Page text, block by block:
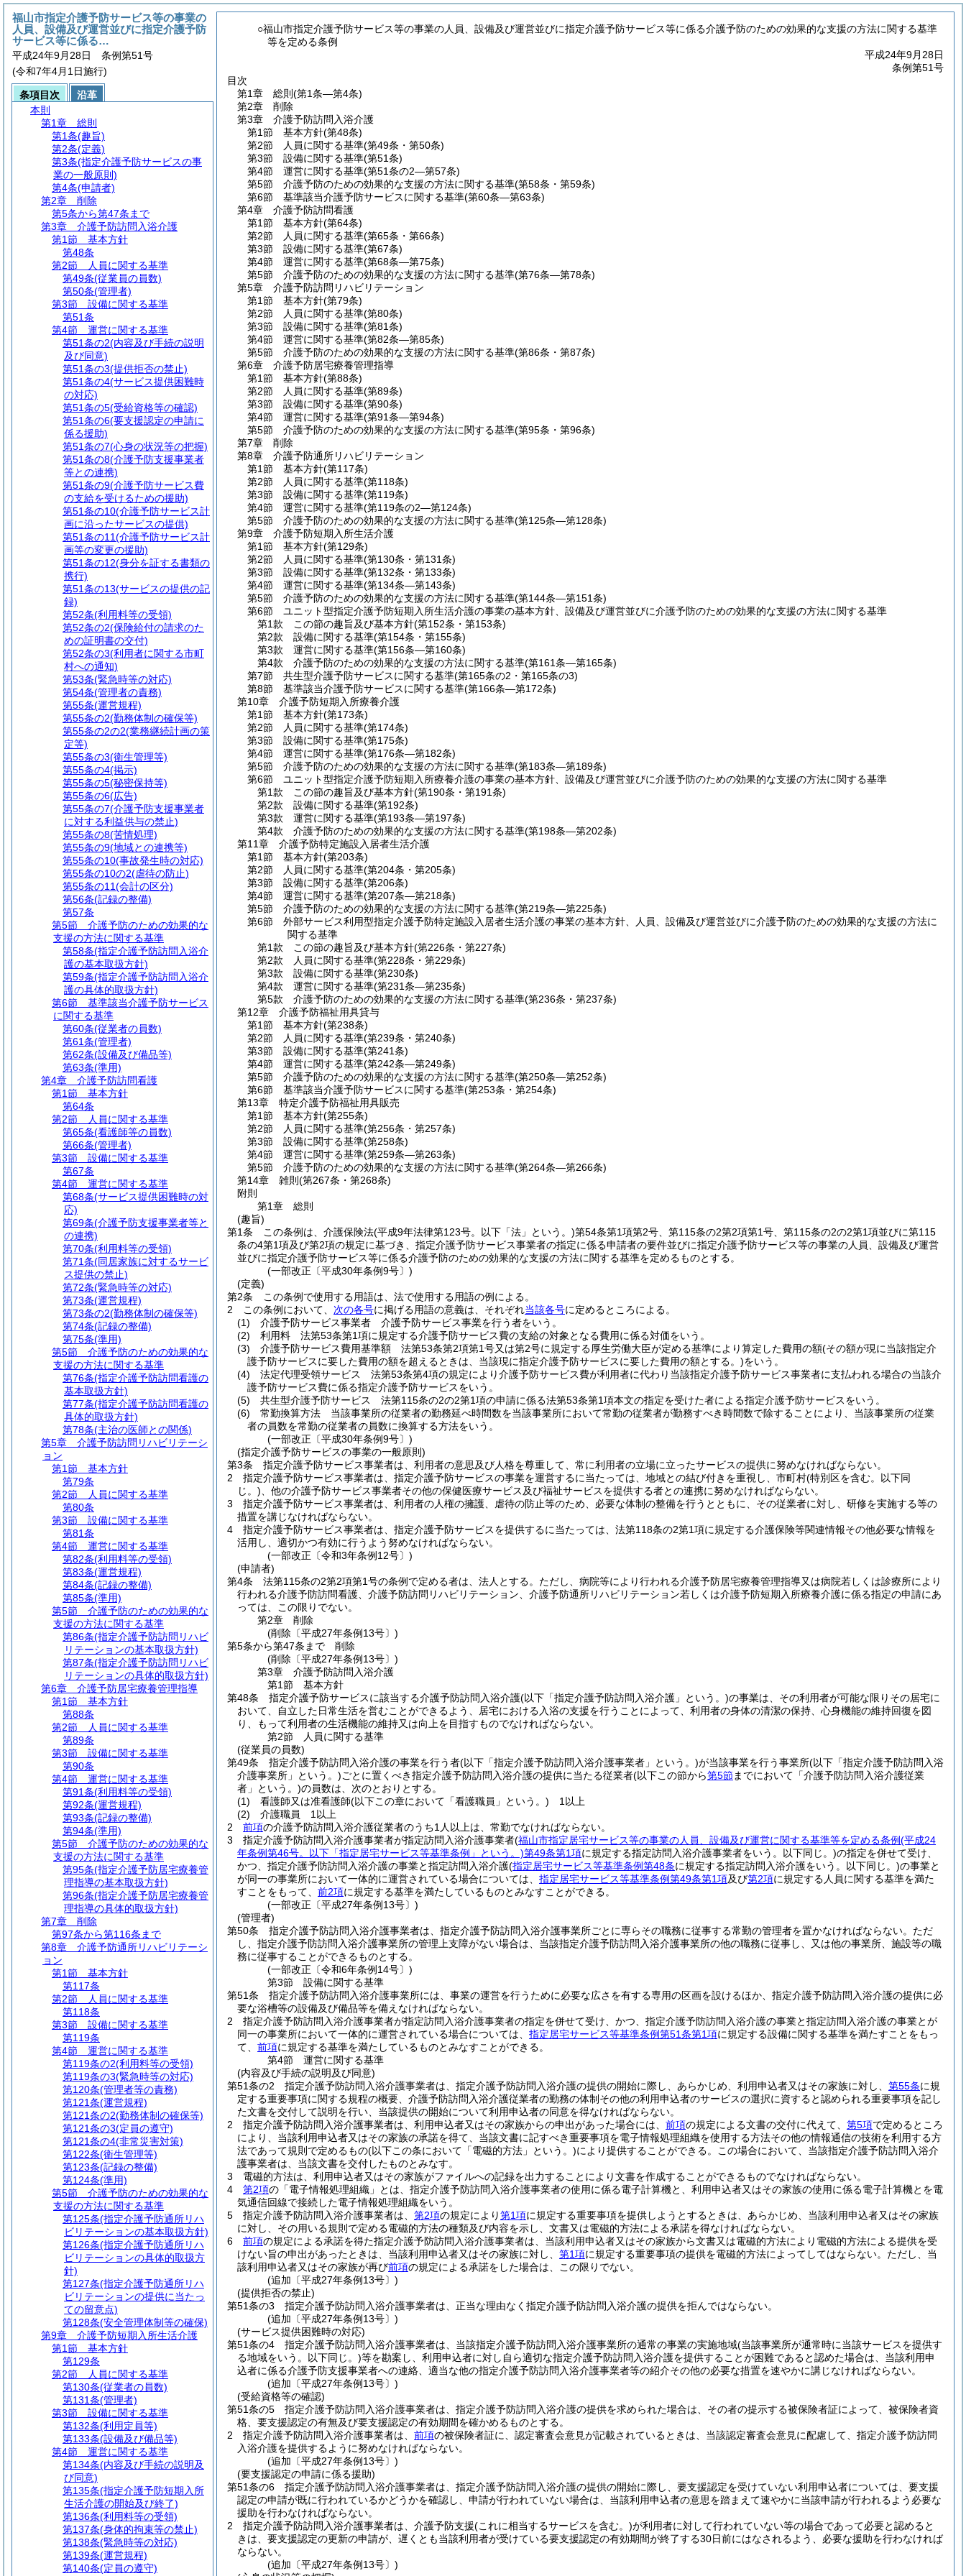
○福山市指定介護予防サービス等の事業の人員、設備及び運営並びに指定介護予防サービス等に係る介護予防のための効果的な支援の方法に関する基準
等を定める条例
平成24年9月28日
条例第51号
目次
第1章
総則 (第1条―第4条)
第2章
削除
第3章
介護予防訪問入浴介護
第1節
基本方針(第48条)
第2節
人員に関する基準(第49条・第50条)
第3節
設備に関する基準(第51条)
第4節
運営に関する基準(第51条の2―第57条)
第5節
介護予防のための効果的な支援の方法に関する基準(第58条・第59条)
第6節
基準該当介護予防サービスに関する基準(第60条―第63条)
第4章
介護予防訪問看護
第1節
基本方針(第64条)
第2節
人員に関する基準(第65条・第66条)
第3節
設備に関する基準(第67条)
第4節
運営に関する基準(第68条―第75条)
第5節
介護予防のための効果的な支援の方法に関する基準(第76条―第78条)
第5章
介護予防訪問リハビリテーション
第1節
基本方針(第79条)
第2節
人員に関する基準(第80条)
第3節
設備に関する基準(第81条)
第4節
運営に関する基準(第82条―第85条)
第5節
介護予防のための効果的な支援の方法に関する基準(第86条・第87条)
第6章
介護予防居宅療養管理指導
第1節
基本方針(第88条)
第2節
人員に関する基準(第89条)
第3節
設備に関する基準(第90条)
第4節
運営に関する基準(第91条―第94条)
第5節
介護予防のための効果的な支援の方法に関する基準(第95条・第96条)
第7章
削除
第8章
介護予防通所リハビリテーション
第1節
基本方針(第117条)
第2節
人員に関する基準(第118条)
第3節
設備に関する基準(第119条)
第4節
運営に関する基準(第119条の2―第124条)
第5節
介護予防のための効果的な支援の方法に関する基準(第125条―第128条)
第9章
介護予防短期入所生活介護
第1節
基本方針(第129条)
第2節
人員に関する基準(第130条・第131条)
第3節
設備に関する基準(第132条・第133条)
第4節
運営に関する基準(第134条―第143条)
第5節
介護予防のための効果的な支援の方法に関する基準(第144条―第151条)
第6節
ユニット型指定介護予防短期入所生活介護の事業の基本方針、設備及び運営並びに介護予防のための効果的な支援の方法に関する基準
第1款
この節の趣旨及び基本方針(第152条・第153条)
第2款
設備に関する基準(第154条・第155条)
第3款
運営に関する基準(第156条―第160条)
第4款
介護予防のための効果的な支援の方法に関する基準(第161条―第165条)
第7節
共生型介護予防サービスに関する基準(第165条の2・第165条の3)
第8節
基準該当介護予防サービスに関する基準(第166条―第172条)
第10章
介護予防短期入所療養介護
第1節
基本方針(第173条)
第2節
人員に関する基準(第174条)
第3節
設備に関する基準(第175条)
第4節
運営に関する基準(第176条―第182条)
第5節
介護予防のための効果的な支援の方法に関する基準(第183条―第189条)
第6節
ユニット型指定介護予防短期入所療養介護の事業の基本方針、設備及び運営並びに介護予防のための効果的な支援の方法に関する基準
第1款
この節の趣旨及び基本方針(第190条・第191条)
第2款
設備に関する基準(第192条)
第3款
運営に関する基準(第193条―第197条)
第4款
介護予防のための効果的な支援の方法に関する基準(第198条―第202条)
第11章
介護予防特定施設入居者生活介護
第1節
基本方針(第203条)
第2節
人員に関する基準(第204条・第205条)
第3節
設備に関する基準(第206条)
第4節
運営に関する基準(第207条―第218条)
第5節
介護予防のための効果的な支援の方法に関する基準(第219条―第225条)
第6節
外部サービス利用型指定介護予防特定施設入居者生活介護の事業の基本方針、人員、設備及び運営並びに介護予防のための効果的な支援の方法に
関する基準
第1款
この節の趣旨及び基本方針(第226条・第227条)
第2款
人員に関する基準(第228条・第229条)
第3款
設備に関する基準(第230条)
第4款
運営に関する基準(第231条―第235条)
第5款
介護予防のための効果的な支援の方法に関する基準(第236条・第237条)
第12章
介護予防福祉用具貸与
第1節
基本方針(第238条)
第2節
人員に関する基準(第239条・第240条)
第3節
設備に関する基準(第241条)
第4節
運営に関する基準(第242条―第249条)
第5節
介護予防のための効果的な支援の方法に関する基準(第250条―第252条)
第6節
基準該当介護予防サービスに関する基準(第253条・第254条)
第13章
特定介護予防福祉用具販売
第1節
基本方針(第255条)
第2節
人員に関する基準(第256条・第257条)
第3節
設備に関する基準(第258条)
第4節
運営に関する基準(第259条―第263条)
第5節
介護予防のための効果的な支援の方法に関する基準(第264条―第266条)
第14章
雑則 (第267条・第268条)
附則
第1章
総則
(趣旨)
第1条
この条例は、介護保険法(平成9年法律第123号。以下「法」という。)第54条第1項第2号、第115条の2第2項第1号、第115条の2の2第1項並びに第115
条の4第1項及び第2項の規定に基づき、指定介護予防サービス事業者の指定に係る申請者の要件並びに指定介護予防サービス等の事業の人員、設備及び運営
並びに指定介護予防サービス等に係る介護予防のための効果的な支援の方法に関する基準を定めるものとする。
(一部改正〔平成30年条例9号〕)
(定義)
第2条
この条例で使用する用語は、法で使用する用語の例による。
2
この条例において、 次の各号に掲げる用語の意義は、それぞれ当該各号に定めるところによる。
(1)
介護予防サービス事業者 介護予防サービス事業を行う者をいう。
(2)
利用料 法第53条第1項に規定する介護予防サービス費の支給の対象となる費用に係る対価をいう。
(3)
介護予防サービス費用基準額 法第53条第2項第1号又は第2号に規定する厚生労働大臣が定める基準により算定した費用の額(その額が現に当該指定介
護予防サービスに要した費用の額を超えるときは、当該現に指定介護予防サービスに要した費用の額とする。)をいう。
(4)
法定代理受領サービス 法第53条第4項の規定により介護予防サービス費が利用者に代わり当該指定介護予防サービス事業者に支払われる場合の当該介
護予防サービス費に係る指定介護予防サービスをいう。
(5)
共生型介護予防サービス 法第115条の2の2第1項の申請に係る法第53条第1項本文の指定を受けた者による指定介護予防サービスをいう。
(6)
常勤換算方法 当該事業所の従業者の勤務延べ時間数を当該事業所において常勤の従業者が勤務すべき時間数で除することにより、当該事業所の従業
者の員数を常勤の従業者の員数に換算する方法をいう。
(一部改正〔平成30年条例9号〕)
(指定介護予防サービスの事業の一般原則)
第3条
指定介護予防サービス事業者は、利用者の意思及び人格を尊重して、常に利用者の立場に立ったサービスの提供に努めなければならない。
2
指定介護予防サービス事業者は、指定介護予防サービスの事業を運営するに当たっては、地域との結び付きを重視し、市町村(特別区を含む。以下同
じ。) 、他の介護予防サービス事業者その他の保健医療サービス及び福祉サービスを提供する者との連携に努めなければならない。
3
指定介護予防サービス事業者は、利用者の人権の擁護、虐待の防止等のため、必要な体制の整備を行うとともに、その従業者に対し、研修を実施する等の
措置を講じなければならない。
4
指定介護予防サービス事業者は、指定介護予防サービスを提供するに当たっては、法第118条の2第1項に規定する介護保険等関連情報その他必要な情報を
活用し、適切かつ有効に行うよう努めなければならない。
(一部改正〔令和3年条例12号〕)
(申請者)
第4条
法第115条の2第2項第1号の条例で定める者は、法人とする。 ただし、病院等により行われる介護予防居宅療養管理指導又は病院若しくは診療所により
行われる介護予防訪問看護、介護予防訪問リハビリテーション、介護予防通所リハビリテーション若しくは介護予防短期入所療養介護に係る指定の申請にあ
っては、この限りでない。
第2章
削除
(削除〔平成27年条例13号〕)
第5条から第47条まで
削除
(削除〔平成27年条例13号〕)
第3章
介護予防訪問入浴介護
第1節
基本方針
第48条
指定介護予防サービスに該当する介護予防訪問入浴介護(以下「指定介護予防訪問入浴介護」という。)の事業は、その利用者が可能な限りその居宅に
おいて、自立した日常生活を営むことができるよう、居宅における入浴の支援を行うことによって、利用者の身体の清潔の保持、心身機能の維持回復を図
り、もって利用者の生活機能の維持又は向上を目指すものでなければならない。
第2節
人員に関する基準
(従業員の員数)
第49条
指定介護予防訪問入浴介護の事業を行う者(以下「指定介護予防訪問入浴介護事業者」という。)が当該事業を行う事業所(以下「指定介護予防訪問入浴
介護事業所」という。)ごとに置くべき指定介護予防訪問入浴介護の提供に当たる従業者(以下この節から第5節までにおいて「介護予防訪問入浴介護従業
者」という。)の員数は、次のとおりとする。
(1)
看護師又は准看護師(以下この章において「看護職員」という。) 1以上
(2)
介護職員 1以上
2
前項の介護予防訪問入浴介護従業者のうち1人以上は、常勤でなければならない。
3
指定介護予防訪問入浴介護事業者が指定訪問入浴介護事業者(福山市指定居宅サービス等の事業の人員、設備及び運営に関する基準等を定める条例(平成24
年条例第46号。以下「指定居宅サービス等基準条例」という。)第49条第1項に規定する指定訪問入浴介護事業者をいう。以下同じ。)の指定を併せて受け、
かつ、指定介護予防訪問入浴介護の事業と指定訪問入浴介護(指定居宅サービス等基準条例第48条に規定する指定訪問入浴介護をいう。以下同じ。)の事業と
が同一の事業所において一体的に運営されている場合については、 指定居宅サービス等基準条例第49条第1項及び第2項に規定する人員に関する基準を満た
すことをもって、 前2項に規定する基準を満たしているものとみなすことができる。
(一部改正〔平成27年条例13号〕)
(管理者)
第50条
指定介護予防訪問入浴介護事業者は、指定介護予防訪問入浴介護事業所ごとに専らその職務に従事する常勤の管理者を置かなければならない。 ただ
し、指定介護予防訪問入浴介護事業所の管理上支障がない場合は、当該指定介護予防訪問入浴介護事業所の他の職務に従事し、又は他の事業所、施設等の職
務に従事することができるものとする。
(一部改正〔令和6年条例14号〕)
第3節
設備に関する基準
第51条
指定介護予防訪問入浴介護事業所には、事業の運営を行うために必要な広さを有する専用の区画を設けるほか、指定介護予防訪問入浴介護の提供に必
要な浴槽等の設備及び備品等を備えなければならない。
2
指定介護予防訪問入浴介護事業者が指定訪問入浴介護事業者の指定を併せて受け、かつ、指定介護予防訪問入浴介護の事業と指定訪問入浴介護の事業とが
同一の事業所において一体的に運営されている場合については、 指定居宅サービス等基準条例第51条第1項に規定する設備に関する基準を満たすことをもっ
て、 前項に規定する基準を満たしているものとみなすことができる。
第4節
運営に関する基準
(内容及び手続の説明及び同意)
第51条の2
指定介護予防訪問入浴介護事業者は、指定介護予防訪問入浴介護の提供の開始に際し、あらかじめ、利用申込者又はその家族に対し、 第55条に規
定する重要事項に関する規程の概要、介護予防訪問入浴介護従業者の勤務の体制その他の利用申込者のサービスの選択に資すると認められる重要事項を記し
た文書を交付して説明を行い、当該提供の開始について利用申込者の同意を得なければならない。
2
指定介護予防訪問入浴介護事業者は、利用申込者又はその家族からの申出があった場合には、 前項の規定による文書の交付に代えて、 第5項で定めるところ
により、当該利用申込者又はその家族の承諾を得て、当該文書に記すべき重要事項を電子情報処理組織を使用する方法その他の情報通信の技術を利用する方
法であって規則で定めるもの(以下この条において「電磁的方法」という。)により提供することができる。
この場合において、当該指定介護予防訪問入浴介
護事業者は、当該文書を交付したものとみなす。
3
電磁的方法は、利用申込者又はその家族がファイルへの記録を出力することにより文書を作成することができるものでなければならない。
4
第2項の「電子情報処理組織」とは、指定介護予防訪問入浴介護事業者の使用に係る電子計算機と、利用申込者又はその家族の使用に係る電子計算機とを電
気通信回線で接続した電子情報処理組織をいう。
5
指定介護予防訪問入浴介護事業者は、 第2項の規定により第1項に規定する重要事項を提供しようとするときは、あらかじめ、当該利用申込者又はその家族
に対し、その用いる規則で定める電磁的方法の種類及び内容を示し、文書又は電磁的方法による承諾を得なければならない。
6
前項の規定による承諾を得た指定介護予防訪問入浴介護事業者は、当該利用申込者又はその家族から文書又は電磁的方法により電磁的方法による提供を受
けない旨の申出があったときは、当該利用申込者又はその家族に対し、 第1項に規定する重要事項の提供を電磁的方法によってしてはならない。 ただし、当
該利用申込者又はその家族が再び前項の規定による承諾をした場合は、この限りでない。
(追加〔平成27年条例13号〕)
(提供拒否の禁止)
第51条の3
指定介護予防訪問入浴介護事業者は、正当な理由なく指定介護予防訪問入浴介護の提供を拒んではならない。
(追加〔平成27年条例13号〕)
(サービス提供困難時の対応)
第51条の4
指定介護予防訪問入浴介護事業者は、当該指定介護予防訪問入浴介護事業所の通常の事業の実施地域(当該事業所が通常時に当該サービスを提供す
る地域をいう。以下同じ。)等を勘案し、利用申込者に対し自ら適切な指定介護予防訪問入浴介護を提供することが困難であると認めた場合は、当該利用申
込者に係る介護予防支援事業者への連絡、適当な他の指定介護予防訪問入浴介護事業者等の紹介その他の必要な措置を速やかに講じなければならない。
(追加〔平成27年条例13号〕)
(受給資格等の確認)
第51条の5
指定介護予防訪問入浴介護事業者は、指定介護予防訪問入浴介護の提供を求められた場合は、その者の提示する被保険者証によって、被保険者資
格、要支援認定の有無及び要支援認定の有効期間を確かめるものとする。
2
指定介護予防訪問入浴介護事業者は、 前項の被保険者証に、認定審査会意見が記載されているときは、当該認定審査会意見に配慮して、指定介護予防訪問
入浴介護を提供するように努めなければならない。
(追加〔平成27年条例13号〕)
(要支援認定の申請に係る援助)
第51条の6
指定介護予防訪問入浴介護事業者は、指定介護予防訪問入浴介護の提供の開始に際し、要支援認定を受けていない利用申込者については、要支援
認定の申請が既に行われているかどうかを確認し、申請が行われていない場合は、当該利用申込者の意思を踏まえて速やかに当該申請が行われるよう必要な
援助を行わなければならない。
2
指定介護予防訪問入浴介護事業者は、介護予防支援(これに相当するサービスを含む。)が利用者に対して行われていない等の場合であって必要と認めると
きは、要支援認定の更新の申請が、遅くとも当該利用者が受けている要支援認定の有効期間が終了する30日前にはなされるよう、必要な援助を行わなければ
ならない。
(追加〔平成27年条例13号〕)
福山市指定介護予防サービス等の事業の
人員、設備及び運営並びに指定介護予防
サービス等に係る…
平成24年9月28日 条例第51号
(令和7年4月1日施行)
条項目次
沿革
本則
第1章
総則
第1条(趣旨)
第2条(定義)
第3条(指定介護予防サービスの事
業の一般原則)
第4条(申請者)
第2章
削除
第5条から第47条まで
第3章
介護予防訪問入浴介護
第1節
基本方針
第48条
第2節
人員に関する基準
第49条(従業員の員数)
第50条(管理者)
第3節
設備に関する基準
第51条
第4節
運営に関する基準
第51条の2(内容及び手続の説明
及び同意)
第51条の3(提供拒否の禁止)
第51条の4(サービス提供困難時
の対応)
第51条の5(受給資格等の確認)
第51条の6(要支援認定の申請に
係る援助)
第51条の7(心身の状況等の把握)
第51条の8(介護予防支援事業者
等との連携)
第51条の9(介護予防サービス費
の支給を受けるための援助)
第51条の10(介護予防サービス計
画に沿ったサービスの提供)
第51条の11(介護予防サービス計
画等の変更の援助)
第51条の12(身分を証する書類の
携行)
第51条の13(サービスの提供の記
録)
第52条(利用料等の受領)
第52条の2(保険給付の請求のた
めの証明書の交付)
第52条の3(利用者に関する市町
村への通知)
第53条(緊急時等の対応)
第54条(管理者の責務)
第55条(運営規程)
第55条の2(勤務体制の確保等)
第55条の2の2(業務継続計画の策
定等)
第55条の3(衛生管理等)
第55条の4(掲示)
第55条の5(秘密保持等)
第55条の6(広告)
第55条の7(介護予防支援事業者
に対する利益供与の禁止)
第55条の8(苦情処理)
第55条の9(地域との連携等)
第55条の10(事故発生時の対応)
第55条の10の2(虐待の防止)
第55条の11(会計の区分)
第56条(記録の整備)
第57条
第5節
介護予防のための効果的な
支援の方法に関する基準
第58条(指定介護予防訪問入浴介
護の基本取扱方針)
第59条(指定介護予防訪問入浴介
護の具体的取扱方針)
第6節
基準該当介護予防サービス
に関する基準
第60条(従業者の員数)
第61条(管理者)
第62条(設備及び備品等)
第63条(準用)
第4章
介護予防訪問看護
第1節
基本方針
第64条
第2節
人員に関する基準
第65条(看護師等の員数)
第66条(管理者)
第3節
設備に関する基準
第67条
第4節
運営に関する基準
第68条(サービス提供困難時の対
応)
第69条(介護予防支援事業者等と
の連携)
第70条(利用料等の受領)
第71条(同居家族に対するサービ
ス提供の禁止)
第72条(緊急時等の対応)
第73条(運営規程)
第73条の2(勤務体制の確保等)
第74条(記録の整備)
第75条(準用)
第5節
介護予防のための効果的な
支援の方法に関する基準
第76条(指定介護予防訪問看護の
基本取扱方針)
第77条(指定介護予防訪問看護の
具体的取扱方針)
第78条(主治の医師との関係)
第5章
介護予防訪問リハビリテーシ
ョン
第1節
基本方針
第79条
第2節
人員に関する基準
第80条
第3節
設備に関する基準
第81条
第4節
運営に関する基準
第82条(利用料等の受領)
第83条(運営規程)
第84条(記録の整備)
第85条(準用)
第5節
介護予防のための効果的な
支援の方法に関する基準
第86条(指定介護予防訪問リハビ
リテーションの基本取扱方針)
第87条(指定介護予防訪問リハビ
リテーションの具体的取扱方針)
第6章
介護予防居宅療養管理指導
第1節
基本方針
第88条
第2節
人員に関する基準
第89条
第3節
設備に関する基準
第90条
第4節
運営に関する基準
第91条(利用料等の受領)
第92条(運営規程)
第93条(記録の整備)
第94条(準用)
第5節
介護予防のための効果的な
支援の方法に関する基準
第95条(指定介護予防居宅療養管
理指導の基本取扱方針)
第96条(指定介護予防居宅療養管
理指導の具体的取扱方針)
第7章
削除
第97条から第116条まで
第8章
介護予防通所リハビリテーシ
ョン
第1節
基本方針
第117条
第2節
人員に関する基準
第118条
第3節
設備に関する基準
第119条
第4節
運営に関する基準
第119条の2(利用料等の受領)
第119条の3(緊急時等の対応)
第120条(管理者等の責務)
第121条(運営規程)
第121条の2(勤務体制の確保等)
第121条の3(定員の遵守)
第121条の4(非常災害対策)
第122条(衛生管理等)
第123条(記録の整備)
第124条(準用)
第5節
介護予防のための効果的な
支援の方法に関する基準
第125条(指定介護予防通所リハ
ビリテーションの基本取扱方針)
第126条(指定介護予防通所リハ
ビリテーションの具体的取扱方
針)
第127条(指定介護予防通所リハ
ビリテーションの提供に当たっ
ての留意点)
第128条(安全管理体制等の確保)
第9章
介護予防短期入所生活介護
第1節
基本方針
第129条
第2節
人員に関する基準
第130条(従業者の員数)
第131条(管理者)
第3節
設備に関する基準
第132条(利用定員等)
第133条(設備及び備品等)
第4節
運営に関する基準
第134条(内容及び手続の説明及
び同意)
第135条(指定介護予防短期入所
生活介護の開始及び終了)
第136条(利用料等の受領)
第137条(身体的拘束等の禁止)
第138条(緊急時等の対応)
第139条(運営規程)
第140条(定員の遵守)